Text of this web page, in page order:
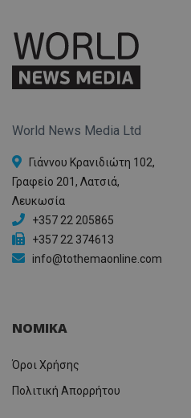
World News Media Ltd
Γιάννου Κρανιδιώτη 102,
Γραφείο 201, Λατσιά,
Λευκωσία
+357 22 205865
+357 22 374613
info@tothemaonline.com
ΝΟΜΙΚΑ
Όροι Χρήσης
Πολιτική Απορρήτου